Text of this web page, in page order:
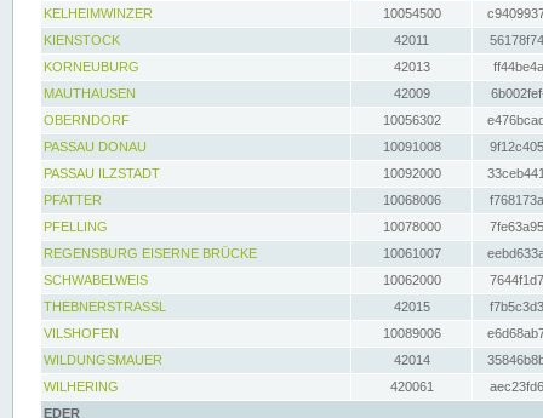
KELHEIMWINZER
10054500
KIENSTOCK
42011
KORNEUBURG
42013
MAUTHAUSEN
42009
OBERNDORF
10056302
PASSAU DONAU
10091008
PASSAU ILZSTADT
10092000
PFATTER
10068006
PFELLING
10078000
REGENSBURG EISERNE BRÜCKE
10061007
SCHWABELWEIS
10062000
THEBNERSTRASSL
42015
VILSHOFEN
10089006
WILDUNGSMAUER
42014
WILHERING
420061
EDER